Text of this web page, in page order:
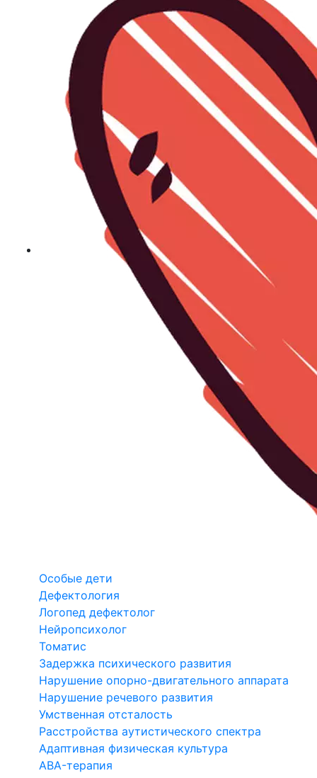
Особые дети
Дефектология
Логопед дефектолог
Нейропсихолог
Томатис
Задержка психического развития
Нарушение опорно-двигательного аппарата
Нарушение речевого развития
Умственная отсталость
Расстройства аутистического спектра
Адаптивная физическая культура
ABA-терапия